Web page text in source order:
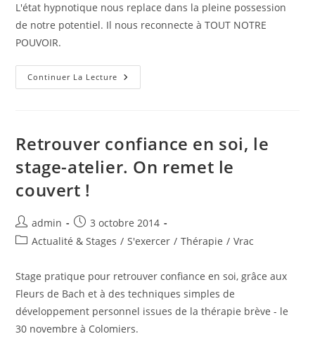
L'état hypnotique nous replace dans la pleine possession
de notre potentiel. Il nous reconnecte à TOUT NOTRE
POUVOIR.
Continuer La Lecture L’hypnose
Guérit
Retrouver confiance en soi, le
stage-atelier. On remet le
couvert !
Auteur/autrice
de
admin
Publication
publiée :
3 octobre 2014
PostActualité & Stages / S'exercer / Thérapie / Vrac
Stage pratique pour retrouver confiance en soi, grâce aux
Fleurs de Bach et à des techniques simples de
développement personnel issues de la thérapie brève - le
30 novembre à Colomiers.